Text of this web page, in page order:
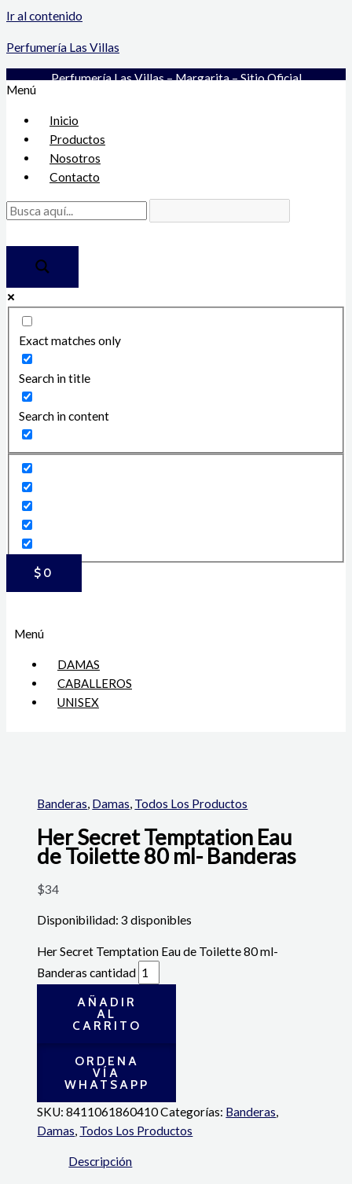
Ir al contenido
Perfumería Las Villas
Perfumería Las Villas – Margarita – Sitio Oficial
Menú
Inicio
Productos
Nosotros
Contacto
Exact matches only
Search in title
Search in content
$ 0
Menú
DAMAS
CABALLEROS
UNISEX
Banderas, Damas, Todos Los Productos
Her Secret Temptation Eau
de Toilette 80 ml- Banderas
$34
Disponibilidad: 3 disponibles
Her Secret Temptation Eau de Toilette 80 ml-
Banderas cantidad
AÑADIR
AL
CARRITO
ORDENA
VÍA
WHATSAPP
SKU:8411061860410Categorías: Banderas,
Damas, Todos Los Productos
Descripción